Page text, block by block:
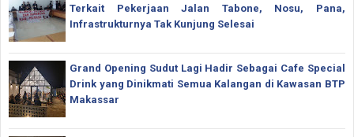
Terkait Pekerjaan Jalan Tabone, Nosu, Pana,
Infrastrukturnya Tak Kunjung Selesai
Grand Opening Sudut Lagi Hadir Sebagai Cafe Special
Drink yang Dinikmati Semua Kalangan di Kawasan BTP
Makassar